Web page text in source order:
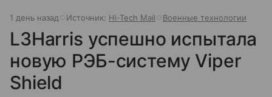
1 день назад Источник: Hi-Tech Mail Военные технологии
L3Harris успешно испытала
новую РЭБ-систему Viper
Shield